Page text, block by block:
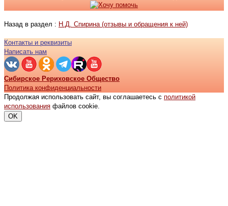
Назад в раздел : Н.Д. Спирина (отзывы и обращения к ней)
Контакты и реквизиты
Написать нам
Сибирское Рериховское Общество
Политика конфиденциальности
Продолжая использовать сайт, вы соглашаетесь с политикой
использования файлов cookie.
OK